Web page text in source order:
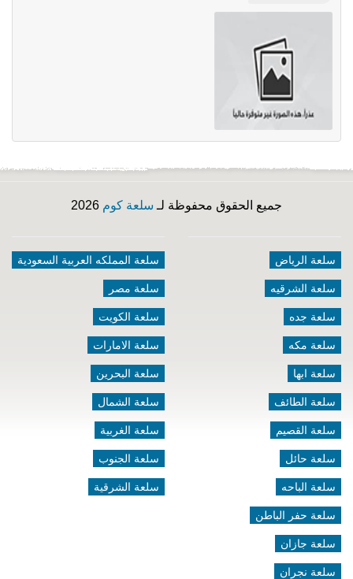
جميع الحقوق محفوظة لـ سلعة كوم
سلعة الرياض
سلعة الشرقيه
سلعة جده
سلعة مكه
سلعة ابها
سلعة الطائف
سلعة القصيم
سلعة حائل
سلعة الباحه
سلعة حفر الباطن
سلعة جازان
سلعة نجران
سلعة المملكه العربية السعودية
سلعة مصر
سلعة الكويت
سلعة الامارات
سلعة البحرين
سلعة الشمال
سلعة الغربية
سلعة الجنوب
سلعة الشرقية